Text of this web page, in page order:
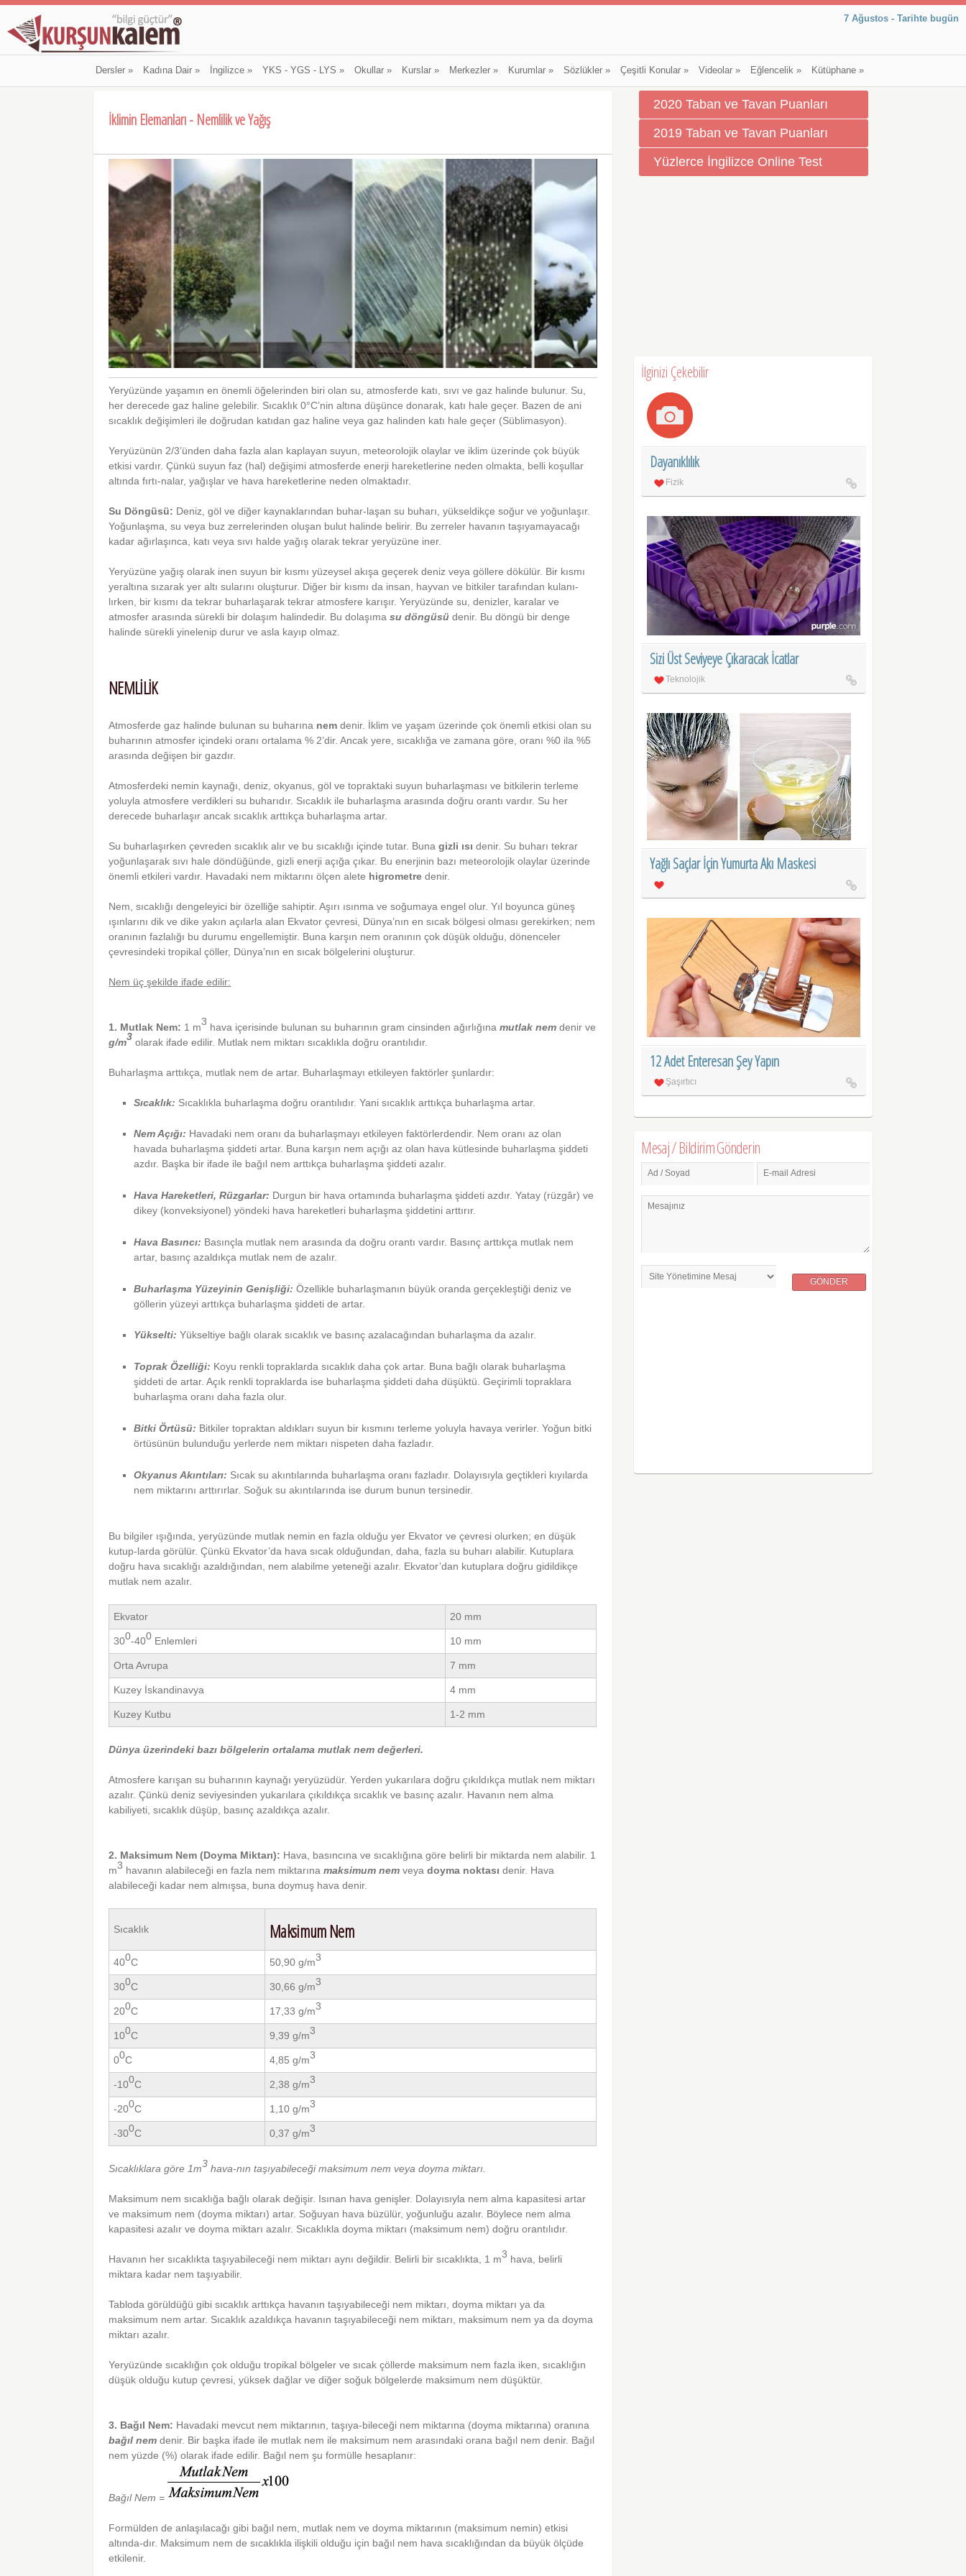
7 Ağustos - Tarihte bugün
Dersler» Kadına Dair» İngilizce» YKS - YGS - LYS » Okullar» Kurslar» Merkezler» Kurumlar» Sözlükler» Çeşitli Konular» Videolar» Eğlencelik» Kütüphane»
İklimin Elemanları - Nemlilik ve Yağış
Yeryüzünde yaşamın en önemli öğelerinden biri olan su, atmosferde katı, sıvı ve gaz halinde bulunur. Su,
her derecede gaz haline gelebilir. Sıcaklık 0°C’nin altına düşünce donarak, katı hale geçer. Bazen de ani
sıcaklık değişimleri ile doğrudan katıdan gaz haline veya gaz halinden katı hale geçer (Süblimasyon).
Yeryüzünün 2/3’ünden daha fazla alan kaplayan suyun, meteorolojik olaylar ve iklim üzerinde çok büyük
etkisi vardır. Çünkü suyun faz (hal) değişimi atmosferde enerji hareketlerine neden olmakta, belli koşullar
altında fırtı-nalar, yağışlar ve hava hareketlerine neden olmaktadır.
Su Döngüsü: Deniz, göl ve diğer kaynaklarından buhar-laşan su buharı, yükseldikçe soğur ve yoğunlaşır.
Yoğunlaşma, su veya buz zerrelerinden oluşan bulut halinde belirir. Bu zerreler havanın taşıyamayacağı
kadar ağırlaşınca, katı veya sıvı halde yağış olarak tekrar yeryüzüne iner.
Yeryüzüne yağış olarak inen suyun bir kısmı yüzeysel akışa geçerek deniz veya göllere dökülür. Bir kısmı
yeraltına sızarak yer altı sularını oluşturur. Diğer bir kısmı da insan, hayvan ve bitkiler tarafından kulanı-
lırken, bir kısmı da tekrar buharlaşarak tekrar atmosfere karışır. Yeryüzünde su, denizler, karalar ve
atmosfer arasında sürekli bir dolaşım halindedir. Bu dolaşımasu döngüsü denir. Bu döngü bir denge
halinde sürekli yinelenip durur ve asla kayıp olmaz.
NEMLİLİK
Atmosferde gaz halinde bulunan su buharına nem denir. İklim ve yaşam üzerinde çok önemli etkisi olan su
buharının atmosfer içindeki oranı ortalama % 2’dir. Ancak yere, sıcaklığa ve zamana göre, oranı %0 ila %5
arasında değişen bir gazdır.
Atmosferdeki nemin kaynağı, deniz, okyanus, göl ve topraktaki suyun buharlaşması ve bitkilerin terleme
yoluyla atmosfere verdikleri su buharıdır. Sıcaklık ile buharlaşma arasında doğru orantı vardır. Su her
derecede buharlaşır ancak sıcaklık arttıkça buharlaşma artar.
Su buharlaşırken çevreden sıcaklık alır ve bu sıcaklığı içinde tutar. Bunagizli ısı denir. Su buharı tekrar
yoğunlaşarak sıvı hale döndüğünde, gizli enerji açığa çıkar. Bu enerjinin bazı meteorolojik olaylar üzerinde
önemli etkileri vardır. Havadaki nem miktarını ölçen alete higrometre denir.
Nem, sıcaklığı dengeleyici bir özelliğe sahiptir. Aşırı ısınma ve soğumaya engel olur. Yıl boyunca güneş
ışınlarını dik ve dike yakın açılarla alan Ekvator çevresi, Dünya’nın en sıcak bölgesi olması gerekirken; nem
oranının fazlalığı bu durumu engellemiştir. Buna karşın nem oranının çok düşük olduğu, dönenceler
çevresindeki tropikal çöller, Dünya’nın en sıcak bölgelerini oluşturur.
Nem üç şekilde ifade edilir:
1. Mutlak Nem: 1 m3 hava içerisinde bulunan su buharının gram cinsinden ağırlığınamutlak nem denir ve
g/m3 olarak ifade edilir. Mutlak nem miktarı sıcaklıkla doğru orantılıdır.
Buharlaşma arttıkça, mutlak nem de artar. Buharlaşmayı etkileyen faktörler şunlardır:
Sıcaklık: Sıcaklıkla buharlaşma doğru orantılıdır. Yani sıcaklık arttıkça buharlaşma artar.
Nem Açığı: Havadaki nem oranı da buharlaşmayı etkileyen faktörlerdendir. Nem oranı az olan
havada buharlaşma şiddeti artar. Buna karşın nem açığı az olan hava kütlesinde buharlaşma şiddeti
azdır. Başka bir ifade ile bağıl nem arttıkça buharlaşma şiddeti azalır.
Hava Hareketleri, Rüzgarlar: Durgun bir hava ortamında buharlaşma şiddeti azdır. Yatay (rüzgâr) ve
dikey (konveksiyonel) yöndeki hava hareketleri buharlaşma şiddetini arttırır.
Hava Basıncı: Basınçla mutlak nem arasında da doğru orantı vardır. Basınç arttıkça mutlak nem
artar, basınç azaldıkça mutlak nem de azalır.
Buharlaşma Yüzeyinin Genişliği: Özellikle buharlaşmanın büyük oranda gerçekleştiği deniz ve
göllerin yüzeyi arttıkça buharlaşma şiddeti de artar.
Yükselti: Yükseltiye bağlı olarak sıcaklık ve basınç azalacağından buharlaşma da azalır.
Toprak Özelliği: Koyu renkli topraklarda sıcaklık daha çok artar. Buna bağlı olarak buharlaşma
şiddeti de artar. Açık renkli topraklarda ise buharlaşma şiddeti daha düşüktü. Geçirimli topraklara
buharlaşma oranı daha fazla olur.
Bitki Örtüsü: Bitkiler topraktan aldıkları suyun bir kısmını terleme yoluyla havaya verirler. Yoğun bitki
örtüsünün bulunduğu yerlerde nem miktarı nispeten daha fazladır.
Okyanus Akıntıları: Sıcak su akıntılarında buharlaşma oranı fazladır. Dolayısıyla geçtikleri kıyılarda
nem miktarını arttırırlar. Soğuk su akıntılarında ise durum bunun tersinedir.
Bu bilgiler ışığında, yeryüzünde mutlak nemin en fazla olduğu yer Ekvator ve çevresi olurken; en düşük
kutup-larda görülür. Çünkü Ekvator’da hava sıcak olduğundan, daha, fazla su buharı alabilir. Kutuplara
doğru hava sıcaklığı azaldığından, nem alabilme yeteneği azalır. Ekvator’dan kutuplara doğru gidildikçe
mutlak nem azalır.
Ekvator 20 mm
300-400 Enlemleri 10 mm
Orta Avrupa 7 mm
Kuzey İskandinavya 4 mm
Kuzey Kutbu 1-2 mm
Dünya üzerindeki bazı bölgelerin ortalama mutlak nem değerleri.
Atmosfere karışan su buharının kaynağı yeryüzüdür. Yerden yukarılara doğru çıkıldıkça mutlak nem miktarı
azalır. Çünkü deniz seviyesinden yukarılara çıkıldıkça sıcaklık ve basınç azalır. Havanın nem alma
kabiliyeti, sıcaklık düşüp, basınç azaldıkça azalır.
2. Maksimum Nem (Doyma Miktarı): Hava, basıncına ve sıcaklığına göre belirli bir miktarda nem alabilir. 1
m3 havanın alabileceği en fazla nem miktarınamaksimum nem veyadoyma noktası denir. Hava
alabileceği kadar nem almışsa, buna doymuş hava denir.
Sıcaklık Maksimum Nem
400C 50,90 g/m3
300C 30,66 g/m3
200C 17,33 g/m3
100C 9,39 g/m3
00C 4,85 g/m3
-100C 2,38 g/m3
-200C 1,10 g/m3
-300C 0,37 g/m3
Sıcaklıklara göre 1m3 hava-nın taşıyabileceği maksimum nem veya doyma miktarı.
Maksimum nem sıcaklığa bağlı olarak değişir. Isınan hava genişler. Dolayısıyla nem alma kapasitesi artar
ve maksimum nem (doyma miktarı) artar. Soğuyan hava büzülür, yoğunluğu azalır. Böylece nem alma
kapasitesi azalır ve doyma miktarı azalır. Sıcaklıkla doyma miktarı (maksimum nem) doğru orantılıdır.
Havanın her sıcaklıkta taşıyabileceği nem miktarı aynı değildir. Belirli bir sıcaklıkta, 1 m3 hava, belirli
miktara kadar nem taşıyabilir.
Tabloda görüldüğü gibi sıcaklık arttıkça havanın taşıyabileceği nem miktarı, doyma miktarı ya da
maksimum nem artar. Sıcaklık azaldıkça havanın taşıyabileceği nem miktarı, maksimum nem ya da doyma
miktarı azalır.
Yeryüzünde sıcaklığın çok olduğu tropikal bölgeler ve sıcak çöllerde maksimum nem fazla iken, sıcaklığın
düşük olduğu kutup çevresi, yüksek dağlar ve diğer soğuk bölgelerde maksimum nem düşüktür.
3. Bağıl Nem: Havadaki mevcut nem miktarının, taşıya-bileceği nem miktarına (doyma miktarına) oranına
bağıl nem denir. Bir başka ifade ile mutlak nem ile maksimum nem arasındaki orana bağıl nem denir. Bağıl
nem yüzde (%) olarak ifade edilir. Bağıl nem şu formülle hesaplanır:
Bağıl Nem =
Formülden de anlaşılacağı gibi bağıl nem, mutlak nem ve doyma miktarının (maksimum nemin) etkisi
altında-dır. Maksimum nem de sıcaklıkla ilişkili olduğu için bağıl nem hava sıcaklığından da büyük ölçüde
etkilenir.
2020 Taban ve Tavan Puanları
2019 Taban ve Tavan Puanları
Yüzlerce İngilizce Online Test
İlginizi Çekebilir
Dayanıklılık
Fizik
Sizi Üst Seviyeye Çıkaracak İcatlar
Teknolojik
Yağlı Saçlar İçin Yumurta Akı Maskesi
12 Adet Enteresan Şey Yapın
Şaşırtıcı
Mesaj / Bildirim Gönderin
Ad / Soyad E-mail Adresi
Mesajınız
GÖNDER